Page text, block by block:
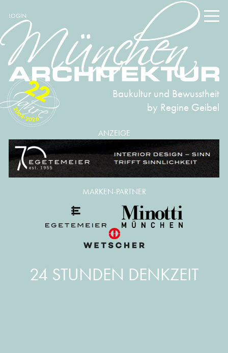
LOGIN
Baukultur und Bewusstheit
by Regine Geibel
2004-2026
22
ANZEIGE
24 STUNDEN DENKZEIT